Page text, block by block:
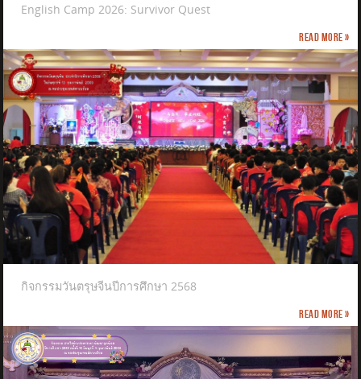
English Camp 2026: Survivor Quest
Read more »
กิจกรรมวันตรุษจีนปีการศึกษา 2568
Read more »